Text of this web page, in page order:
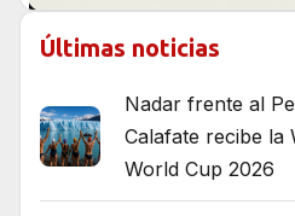
Últimas noticias
Nadar frente al
Calafate recibe la
World Cup 2026